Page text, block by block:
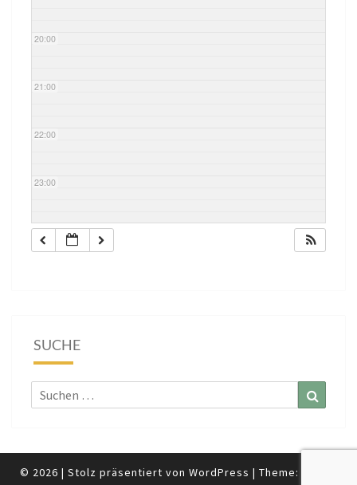
20:00
21:00
22:00
23:00
SUCHE
Suchen
nach:
© 2026 | Stolz präsentiert von WordPress | Theme: